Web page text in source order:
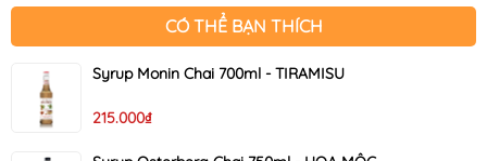
CÓ THỂ BẠN THÍCH
Syrup Monin Chai 700ml - TIRAMISU
215.000₫